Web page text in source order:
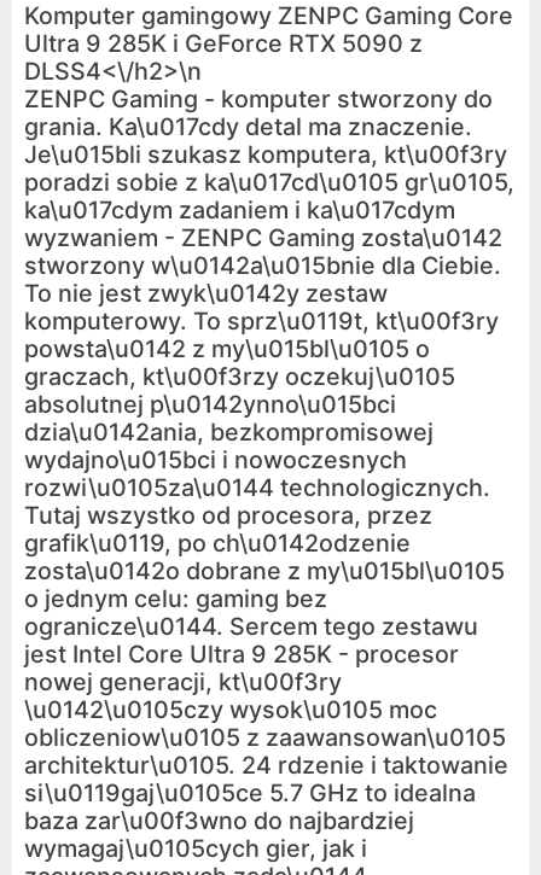
Komputer gamingowy ZENPC Gaming Core
Ultra 9 285K i GeForce RTX 5090 z
DLSS4<\/h2>\n
ZENPC Gaming - komputer stworzony do
grania. Ka\u017cdy detal ma znaczenie.
Je\u015bli szukasz komputera, kt\u00f3ry
poradzi sobie z ka\u017cd\u0105 gr\u0105,
ka\u017cdym zadaniem i ka\u017cdym
wyzwaniem - ZENPC Gaming zosta\u0142
stworzony w\u0142a\u015bnie dla Ciebie.
To nie jest zwyk\u0142y zestaw
komputerowy. To sprz\u0119t, kt\u00f3ry
powsta\u0142 z my\u015bl\u0105 o
graczach, kt\u00f3rzy oczekuj\u0105
absolutnej p\u0142ynno\u015bci
dzia\u0142ania, bezkompromisowej
wydajno\u015bci i nowoczesnych
rozwi\u0105za\u0144 technologicznych.
Tutaj wszystko od procesora, przez
grafik\u0119, po ch\u0142odzenie
zosta\u0142o dobrane z my\u015bl\u0105
o jednym celu: gaming bez
ogranicze\u0144. Sercem tego zestawu
jest Intel Core Ultra 9 285K - procesor
nowej generacji, kt\u00f3ry
\u0142\u0105czy wysok\u0105 moc
obliczeniow\u0105 z zaawansowan\u0105
architektur\u0105. 24 rdzenie i taktowanie
si\u0119gaj\u0105ce 5.7 GHz to idealna
baza zar\u00f3wno do najbardziej
wymagaj\u0105cych gier, jak i